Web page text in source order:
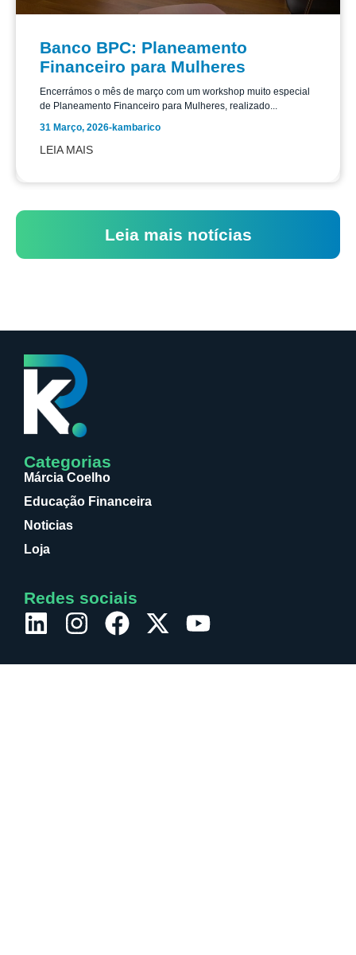
Banco BPC: Planeamento
Financeiro para Mulheres
Encerrámos o mês de março com um workshop muito especial
de Planeamento Financeiro para Mulheres, realizado...
31 Março, 2026-kambarico
LEIA MAIS
Leia mais notícias
Categorias
Márcia Coelho
Educação Financeira
Noticias
Loja
Redes sociais